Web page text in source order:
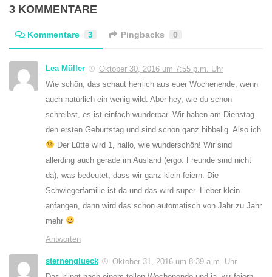
3 KOMMENTARE
Kommentare 3 Pingbacks 0
Lea Müller
Oktober 30, 2016 um 7:55 p.m. Uhr
Wie schön, das schaut herrlich aus euer Wochenende, wenn
auch natürlich ein wenig wild. Aber hey, wie du schon
schreibst, es ist einfach wunderbar. Wir haben am Dienstag
den ersten Geburtstag und sind schon ganz hibbelig. Also ich
Der Lütte wird 1, hallo, wie wunderschön! Wir sind
allerding auch gerade im Ausland (ergo: Freunde sind nicht
da), was bedeutet, dass wir ganz klein feiern. Die
Schwiegerfamilie ist da und das wird super. Lieber klein
anfangen, dann wird das schon automatisch von Jahr zu Jahr
mehr
Antworten
sternenglueck
Oktober 31, 2016 um 8:39 a.m. Uhr